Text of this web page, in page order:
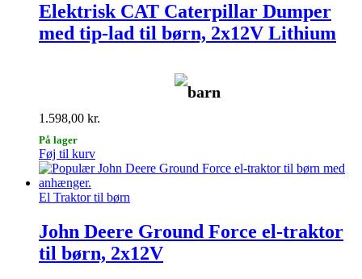
Elektrisk CAT Caterpillar Dumper
med tip-lad til børn, 2x12V Lithium
barn
1.598,00 kr.
På lager
Føj til kurv
El Traktor til børn
John Deere Ground Force el-traktor
til børn, 2x12V